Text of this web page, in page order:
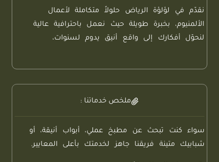
نقدّم في لؤلؤة الرياض حلولاً متكاملة لأعمال
الألمنيوم، بخبرة طويلة حيث نعمل باحترافية عالية
لنحوّل أفكارك إلى واقع أنيق يدوم لسنوات،
ملخص خدماتنا :
سواء كنت تبحث عن مطبخ عملي، أبواب أنيقة، أو
شبابيك متينة فريقنا جاهز لخدمتك بأعلى المعايير.